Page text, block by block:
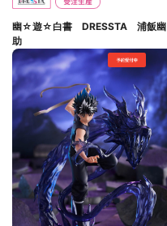
幽☆遊☆白書 DRESSTA 浦飯幽
助